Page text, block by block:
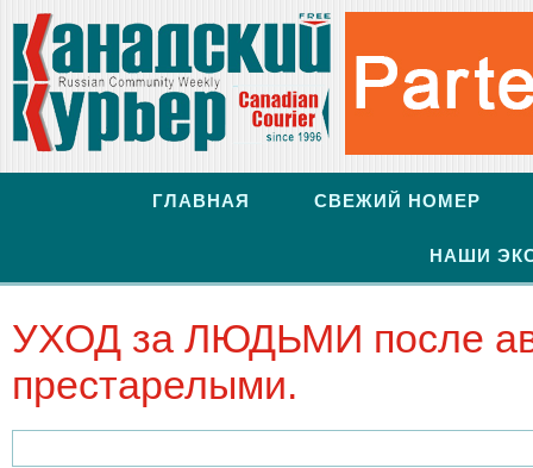
ГЛАВНАЯ СВЕЖИЙ НОМЕР
НАШИ
УХОД за ЛЮДЬМИ после
престарелыми.
Найти: